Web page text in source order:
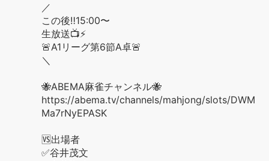
／
この後‼️15:00〜
生放送📺⚡️
🚨A1リーグ第6節A卓🚨
＼
🐝ABEMA麻雀チャンネル🐝
https://abema.tv/channels/mahjong/slots/DWM
Ma7rNyEPASK
🆚出場者
✅谷井茂文